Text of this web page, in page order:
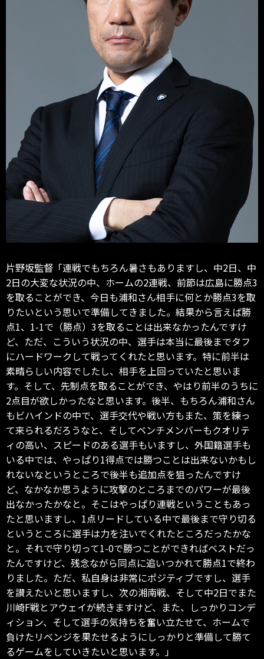
片野坂監督「連戦でもちろん暑さもありますし、中2日、中
2日の大変な状況の中、ホームの2連戦、前節は広島に勝点3
を取ることができ、今日も浦和さん相手に何とか勝点3を取
りたいという思いで準備してきました。結果から言えば勝
点1、1-1で（勝点）3を取ることは出来なかったんですけ
ど、ただ、こういう状況の中、選手は本当に最後までタフ
にハードワークして戦ってくれたと思います。特に前半は
素晴らしい内容でしたし、相手を上回っていたと思いま
す。そして、先制点を取ることができ、やはり前半のうちに
2点目が欲しかったなと思います。後半、もちろん浦和さん
もビハインドの中で、選手交代や戦い方もまた、策を練っ
て来られるだろうなと、そしてベンチメンバーもクオリテ
ィの高い、スピードのある選手もいますし、外国籍選手も
いる中では、やっぱり1得点では勝つことは出来ないかもし
れないなというところで後半も追加点を狙ったんですけ
ど、なかなか思うように攻撃のところまでのパワーが最後
出なかったかなと。そこはやっぱり連戦ということもあっ
たと思いますし、1点リードしている中で最後まで守り切る
というところに選手は力を注いでくれたところだったかな
と。それで守り切って1-0で勝つことができればベストだっ
たんですけど、残念ながら同点に追いつかれて勝点1で終わ
りました。ただ、私自身は非常にポジティブですし、選手
を讃えたいと思いますし、次の湘南戦、そして中2日でまた
川崎F戦とアウェイが続きますけど、また、しっかりコンデ
ィション、そして選手の気持ちを奮い立たせて、ホームで
負けたリベンジを果たせるようにしっかりと準備して勝て
るゲームをしていきたいと思います。」